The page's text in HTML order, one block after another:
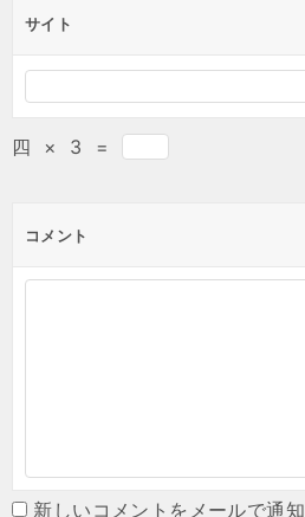
サイト
四 × 3 =
コメント
新しいコメントをメールで通知